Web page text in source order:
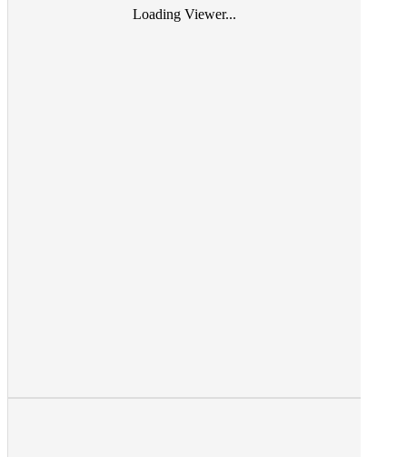
Loading Viewer...